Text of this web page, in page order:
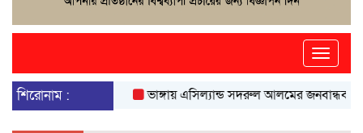
Toggle
শিরোনাম :
ভাঙ্গায় এসিল্যান্ড সদরুল আলমের জনবান্ধব